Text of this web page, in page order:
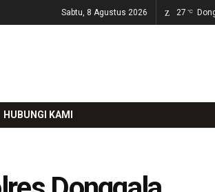
Sabtu, 8 Agustus 2026 27 °C
HUBUNGI KAMI